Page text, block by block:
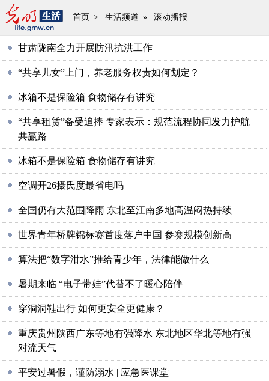
首页 > 生活频道 » 滚动播报
甘肃陇南全力开展防汛抗洪工作
“共享儿女”上门，养老服务权责如何划定？
冰箱不是保险箱 食物储存有讲究
“共享租赁”备受追捧 专家表示：规范流程协同发力护航
共赢路
冰箱不是保险箱 食物储存有讲究
空调开26摄氏度最省电吗
全国仍有大范围降雨 东北至江南多地高温闷热持续
世界青年桥牌锦标赛首度落户中国 参赛规模创新高
算法把“数字泔水”推给青少年，法律能做什么
暑期来临 “电子带娃”代替不了暖心陪伴
穿洞洞鞋出行 如何更安全更健康？
重庆贵州陕西广东等地有强降水 东北地区华北等地有强
对流天气
平安过暑假，谨防溺水 | 应急医课堂